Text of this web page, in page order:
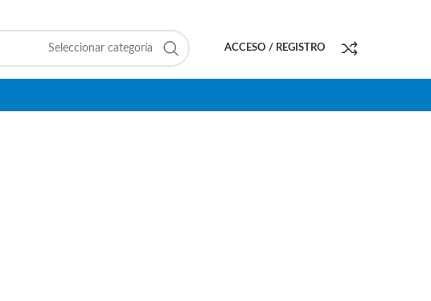
Seleccionar categoría ACCESO / REGISTRO